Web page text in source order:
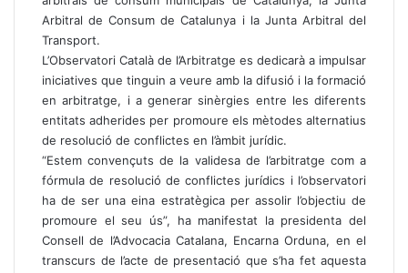
Arbitral de Consum de Catalunya i la Junta Arbitral del
Transport.
L’Observatori Català de l’Arbitratge es dedicarà a impulsar
iniciatives que tinguin a veure amb la difusió i la formació
en arbitratge, i a generar sinèrgies entre les diferents
entitats adherides per promoure els mètodes alternatius
de resolució de conflictes en l’àmbit jurídic.
“Estem convençuts de la validesa de l’arbitratge com a
fórmula de resolució de conflictes jurídics i l’observatori
ha de ser una eina estratègica per assolir l’objectiu de
promoure el seu ús”, ha manifestat la presidenta del
Consell de l’Advocacia Catalana, Encarna Orduna, en el
transcurs de l’acte de presentació que s’ha fet aquesta